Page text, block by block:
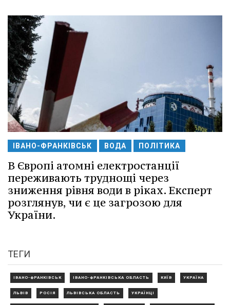
ІВАНО-ФРАНКІВСЬК ВОДА ПОЛІТИКА
В Європі атомні електростанції
переживають труднощі через
зниження рівня води в ріках. Експерт
розглянув, чи є це загрозою для
України.
ТЕГИ
ІВАНО-ФРАНКІВСЬК ІВАНО-ФРАНКІВСЬКА ОБЛАСТЬ КИЇВ УКРАЇНА
ЛЬВІВ РОСІЯ ЛЬВІВСЬКА ОБЛАСТЬ УКРАЇНЦІ